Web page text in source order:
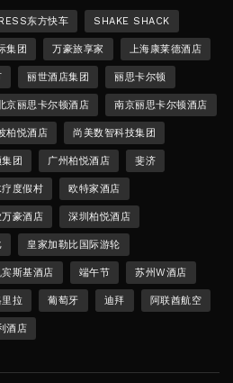
东方快车 SHAKE SHACK
集团 万豪旅享家 上海康莱德酒店
丽世酒店集团 丽思卡尔顿
京丽思卡尔顿酒店 南京丽思卡尔顿酒店
柏悦酒店 尚美数智科技集团
团 广州柏悦酒店 斐济
度假村 欧特家酒店
豪酒店 深圳柏悦酒店
皇家加勒比国际游轮
斯基酒店 端午节 苏州W酒店
拉 葡萄牙 迪拜 阿联酋航空
酒店